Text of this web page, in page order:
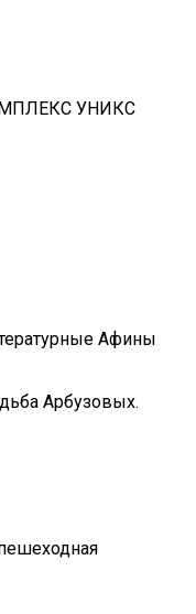
Афины
Арбузовых.